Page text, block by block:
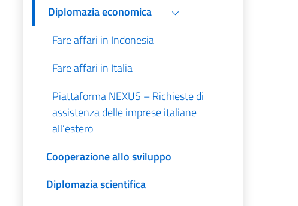
Diplomazia economica
Fare affari in Indonesia
Fare affari in Italia
Piattaforma NEXUS – Richieste di
assistenza delle imprese italiane
all’estero
Cooperazione allo sviluppo
Diplomazia scientifica